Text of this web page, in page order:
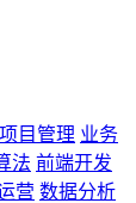
项目管理 业务
法 前端开发
营 数据分析